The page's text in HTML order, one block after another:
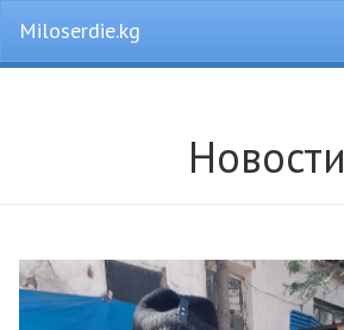
Miloserdie.kg
Новости